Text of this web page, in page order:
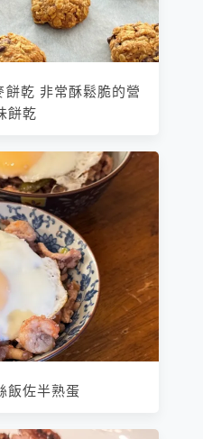
乾 非常酥鬆脆的營
餅乾
飯佐半熟蛋